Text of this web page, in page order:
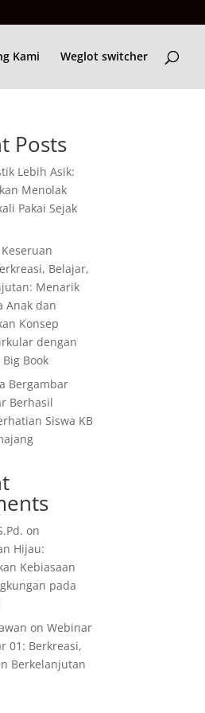
Kami Weglot switcher
Posts
Lebih Asik:
Menolak
Pakai Sejak
Belajar,
Menarik
Anak dan
Konsep
dengan
Book
Bergambar
Berhasil
Siswa KB
on
Hijau:
Kebiasaan
pada
onWebinar
01: Berkreasi,
Berkelanjutan